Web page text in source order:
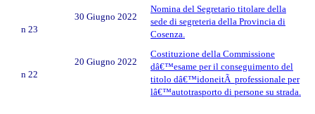
n 23
30 Giugno 2022
Nomina del Segretario titolare della
sede di segreteria della Provincia di
Cosenza.
n 22
20 Giugno 2022
Costituzione della Commissione
dâ€™esame per il conseguimento del
titolo dâ€™idoneitÃ professionale per
lâ€™autotrasporto di persone su strada.